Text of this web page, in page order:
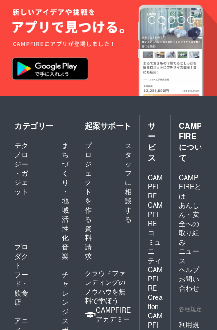
カテゴリー
テク
ノロ
ジー
・ガ
ジェ
ット
ま
ち
づ
く
り
・
地
域
活
性
化
プロ
ダク
ト
音
楽
フー
ド・
飲食
店
チ
ャ
レ
ン
ジ
アニ
ス
起案サポート
プ
ロ
ジ
ェ
ク
ト
を
作
る
ス
タ
ッ
フ
に
相
談
す
る
資
料
請
求
クラウドファ
ンディングの
ノウハウを無
料で学ぼう
CAMPFIRE
アカデミー
サ
ー
ビ
ス
CAM
PFI
RE
CAM
PFI
RE
コ
ミュ
ニ
ティ
CAM
PFI
RE
Crea
tion
CAM
PFI
CAMP
FIRE
につい
て
CAMP
FIREと
は
あんし
ん・安
全への
取り組
み
ニュー
ス
ヘルプ
お問い
合わせ
各種規定
利用規